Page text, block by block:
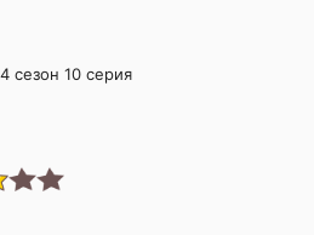
4 сезон 10 серия